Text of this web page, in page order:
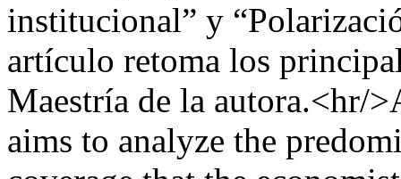
institucional” y
artículo retoma los
Maestría de la autora.<hr/
aims to analyze the